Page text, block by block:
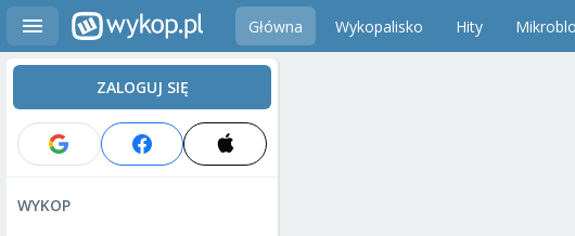
Główna Wykopalisko Hity
ZALOGUJ SIĘ
WYKOP